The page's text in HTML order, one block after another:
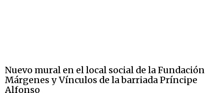
Nuevo mural en el local social de la Fundación
Márgenes y Vínculos de la barriada Príncipe
Alfonso